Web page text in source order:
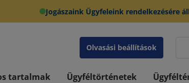
Jogászaink Ügyfeleink rendelkezésére
Olvasási beállítások
tartalmak Ügyféltörténetek